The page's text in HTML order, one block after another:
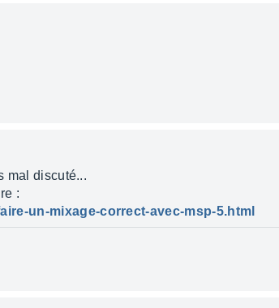
mal discuté...
:
un-mixage-correct-avec-msp-5.html